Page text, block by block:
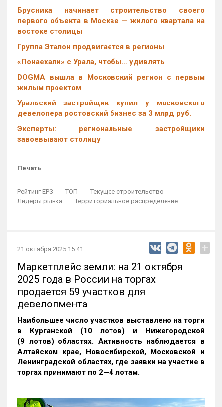
Брусника начинает строительство своего
первого объекта в Москве — жилого квартала на
востоке столицы
Группа Эталон продвигается в регионы
«Понаехали» с Урала, чтобы… удивлять
DOGMA вышла в Московский регион с первым
жилым проектом
Уральский застройщик купил у московского
девелопера ростовский бизнес за 3 млрд руб.
Эксперты: региональные застройщики
завоевывают столицу
Печать
Рейтинг ЕРЗ ТОП
Текущее строительство
Лидеры рынка
Территориальное распределение
21 октября 2025 15:41 +
Маркетплейс земли: на 21 октября
2025 года в России на торгах
продается 59 участков для
девелопмента
Наибольшее число участков выставлено на торги
в Курганской (10 лотов) и Нижегородской
(9 лотов) областях. Активность наблюдается в
Алтайском крае, Новосибирской, Московской и
Ленинградской областях, где заявки на участие в
торгах принимают по 2—4 лотам.